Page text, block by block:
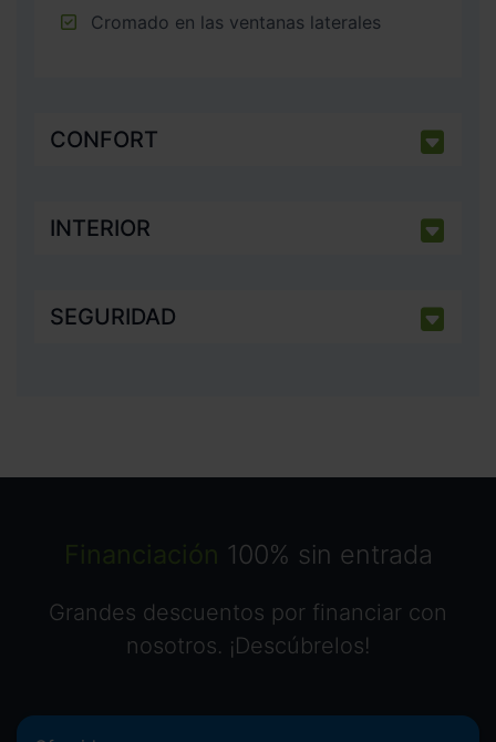
Cromado en las ventanas laterales
CONFORT
INTERIOR
SEGURIDAD
Financiación 100% sin entrada
Grandes descuentos por financiar con
nosotros. ¡Descúbrelos!